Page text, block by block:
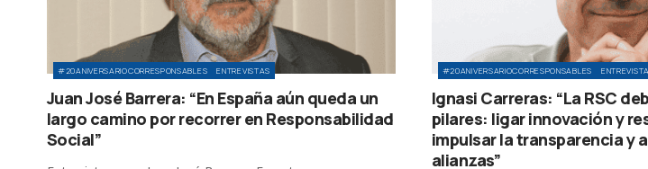
#20ANIVERSARIOCORRESPONSABLES ENTREVISTAS
Juan José Barrera: “En España aún queda un
largo camino por recorrer en Responsabilidad
Social”
#20ANIVERSARIOCORRESPONSABLES
Ignasi Carreras: “La RSC
pilares: ligar innovación y
impulsar la transparencia y
alianzas”